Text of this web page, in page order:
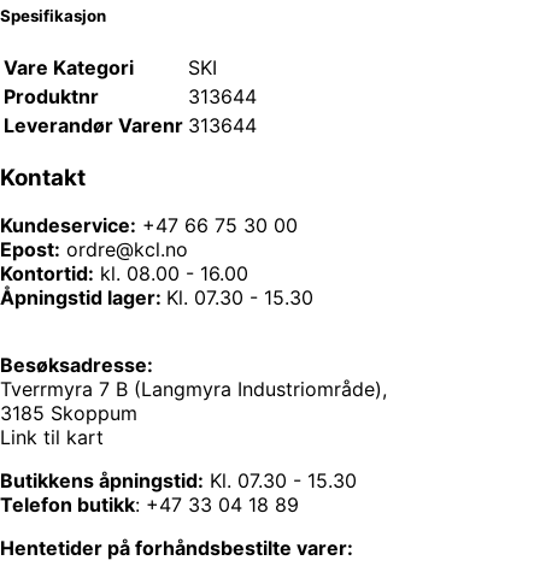
Spesifikasjon
Vare Kategori
SKI
Produktnr
313644
Leverandør Varenr 313644
Kontakt
Kundeservice: +47 66 75 30 00
Epost: ordre@kcl.no
Kontortid: kl. 08.00 - 16.00
Åpningstid lager: Kl. 07.30 - 15.30
Besøksadresse:
Tverrmyra 7 B (Langmyra Industriområde),
3185 Skoppum
Link til kart
Butikkens åpningstid: Kl. 07.30 - 15.30
Telefon butikk: +47 33 04 18 89
Hentetider på forhåndsbestilte varer: